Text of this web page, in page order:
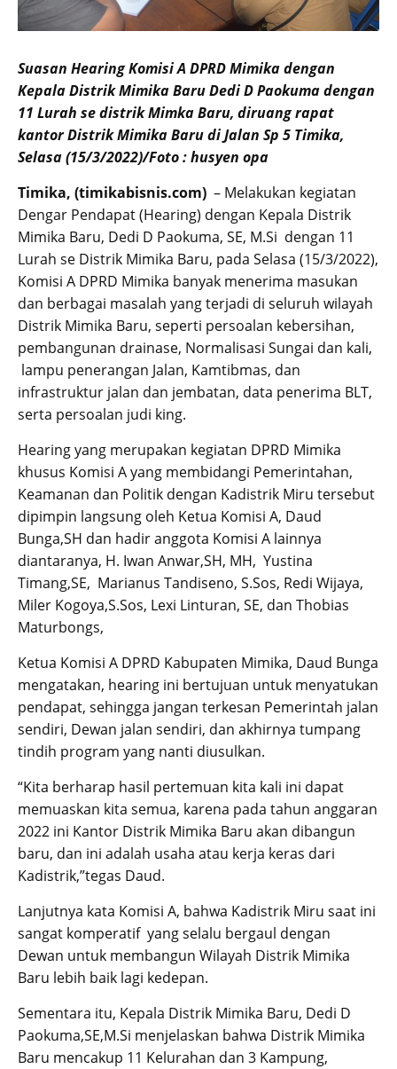
Suasan Hearing Komisi A DPRD Mimika dengan
Kepala Distrik Mimika Baru Dedi D Paokuma dengan
11 Lurah se distrik Mimka Baru, diruang rapat
kantor Distrik Mimika Baru di Jalan Sp 5 Timika,
Selasa (15/3/2022)/Foto : husyen opa
Timika, (timikabisnis.com) – Melakukan kegiatan
Dengar Pendapat (Hearing) dengan Kepala Distrik
Mimika Baru, Dedi D Paokuma, SE, M.Si dengan 11
Lurah se Distrik Mimika Baru, pada Selasa (15/3/2022),
Komisi A DPRD Mimika banyak menerima masukan
dan berbagai masalah yang terjadi di seluruh wilayah
Distrik Mimika Baru, seperti persoalan kebersihan,
pembangunan drainase, Normalisasi Sungai dan kali,
lampu penerangan Jalan, Kamtibmas, dan
infrastruktur jalan dan jembatan, data penerima BLT,
serta persoalan judi king.
Hearing yang merupakan kegiatan DPRD Mimika
khusus Komisi A yang membidangi Pemerintahan,
Keamanan dan Politik dengan Kadistrik Miru tersebut
dipimpin langsung oleh Ketua Komisi A, Daud
Bunga,SH dan hadir anggota Komisi A lainnya
diantaranya, H. Iwan Anwar,SH, MH, Yustina
Timang,SE, Marianus Tandiseno, S.Sos, Redi Wijaya,
Miler Kogoya,S.Sos, Lexi Linturan, SE, dan Thobias
Maturbongs,
Ketua Komisi A DPRD Kabupaten Mimika, Daud Bunga
mengatakan, hearing ini bertujuan untuk menyatukan
pendapat, sehingga jangan terkesan Pemerintah jalan
sendiri, Dewan jalan sendiri, dan akhirnya tumpang
tindih program yang nanti diusulkan.
“Kita berharap hasil pertemuan kita kali ini dapat
memuaskan kita semua, karena pada tahun anggaran
2022 ini Kantor Distrik Mimika Baru akan dibangun
baru, dan ini adalah usaha atau kerja keras dari
Kadistrik,”tegas Daud.
Lanjutnya kata Komisi A, bahwa Kadistrik Miru saat ini
sangat komperatif yang selalu bergaul dengan
Dewan untuk membangun Wilayah Distrik Mimika
Baru lebih baik lagi kedepan.
Sementara itu, Kepala Distrik Mimika Baru, Dedi D
Paokuma,SE,M.Si menjelaskan bahwa Distrik Mimika
Baru mencakup 11 Kelurahan dan 3 Kampung,